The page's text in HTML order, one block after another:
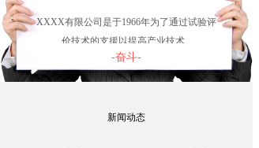
XXXX有限公司是于1966年为了通过试验评
价技术的支援以提高产业技术...
-奋斗-
去相信，去证明，梦想一触即发
新闻动态